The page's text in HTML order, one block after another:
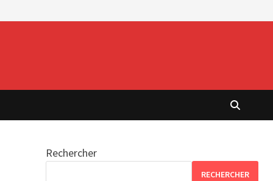
Rechercher
RECHERCHER